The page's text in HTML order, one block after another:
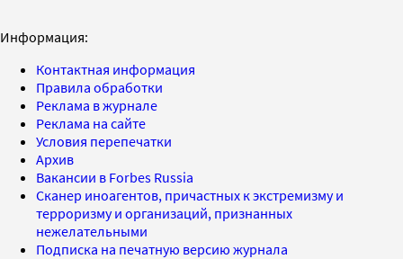
Информация:
Контактная информация
Правила обработки
Реклама в журнале
Реклама на сайте
Условия перепечатки
Архив
Вакансии в Forbes Russia
Сканер иноагентов, причастных к экстремизму и
терроризму и организаций, признанных
нежелательными
Подписка на печатную версию журнала